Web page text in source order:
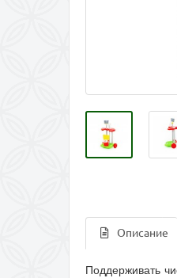
Описание
Поддерживать